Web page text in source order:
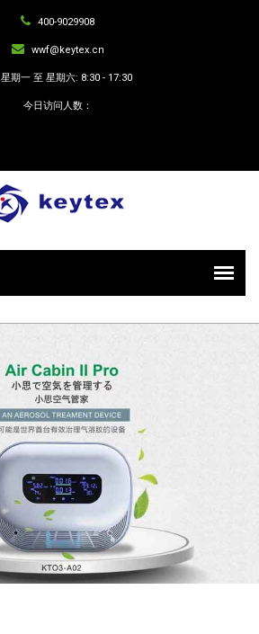
400-9029908
wwf@keytex.cn
星期一 至 星期六: 8:30 - 17:30
今日访问人数：